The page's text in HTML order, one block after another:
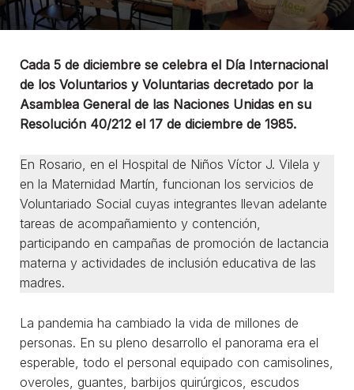
Cada 5 de diciembre se celebra el Día Internacional
de los Voluntarios y Voluntarias decretado por la
Asamblea General de las Naciones Unidas en su
Resolución 40/212 el 17 de diciembre de 1985.
En Rosario, en el Hospital de Niños Víctor J. Vilela y
en la Maternidad Martín, funcionan los servicios de
Voluntariado Social cuyas integrantes llevan adelante
tareas de acompañamiento y contención,
participando en campañas de promoción de lactancia
materna y actividades de inclusión educativa de las
madres.
La pandemia ha cambiado la vida de millones de
personas. En su pleno desarrollo el panorama era el
esperable, todo el personal equipado con camisolines,
overoles, guantes, barbijos quirúrgicos, escudos